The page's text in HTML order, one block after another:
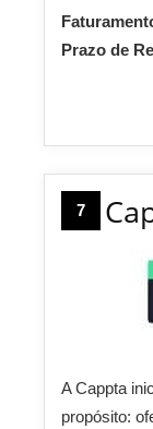
Prazo de
7
A Cappta
propósito: